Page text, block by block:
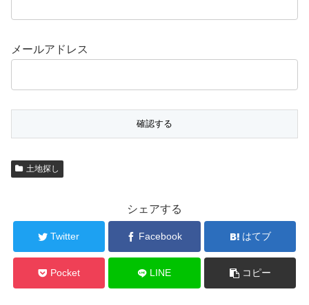
メールアドレス
土地探し
シェアする
Twitter Facebook はてブ
Pocket LINE コピー